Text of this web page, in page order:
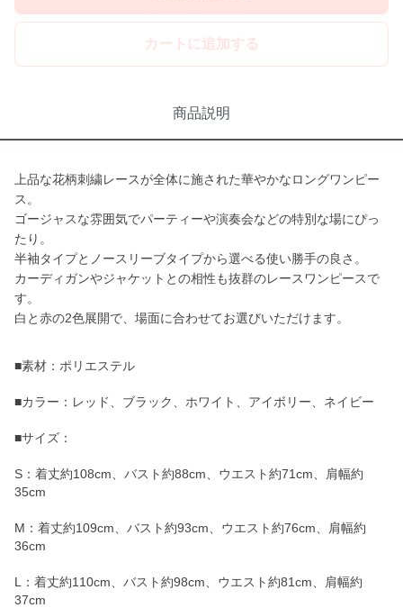
カートに追加する
商品説明
上品な花柄刺繍レースが全体に施された華やかなロングワンピー
ス。
ゴージャスな雰囲気でパーティーや演奏会などの特別な場にぴっ
たり。
半袖タイプとノースリーブタイプから選べる使い勝手の良さ。
カーディガンやジャケットとの相性も抜群のレースワンピースで
す。
白と赤の2色展開で、場面に合わせてお選びいただけます。
■素材：ポリエステル
■カラー：レッド、ブラック、ホワイト、アイボリー、ネイビー
■サイズ：
S：着丈約108cm、バスト約88cm、ウエスト約71cm、肩幅約
35cm
M：着丈約109cm、バスト約93cm、ウエスト約76cm、肩幅約
36cm
L：着丈約110cm、バスト約98cm、ウエスト約81cm、肩幅約
37cm